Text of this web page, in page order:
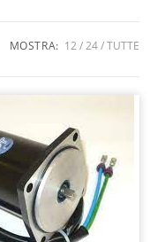
MOSTRA: 12 24 TUTTE